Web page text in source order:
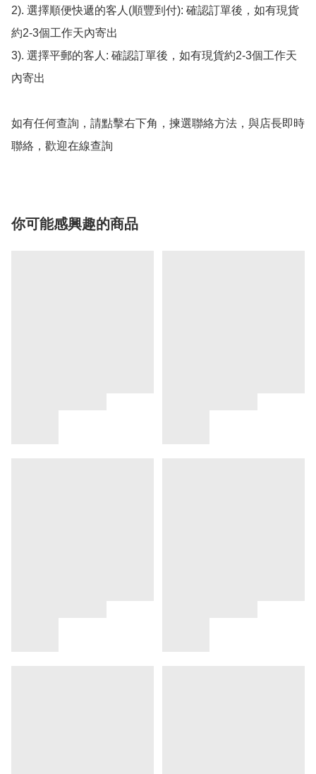
2). 選擇順便快遞的客人(順豐到付): 確認訂單後，如有現貨
約2-3個工作天內寄出
3). 選擇平郵的客人: 確認訂單後，如有現貨約2-3個工作天
內寄出
如有任何查詢，請點擊右下角，揀選聯絡方法，與店長即時
聯絡，歡迎在線查詢
你可能感興趣的商品